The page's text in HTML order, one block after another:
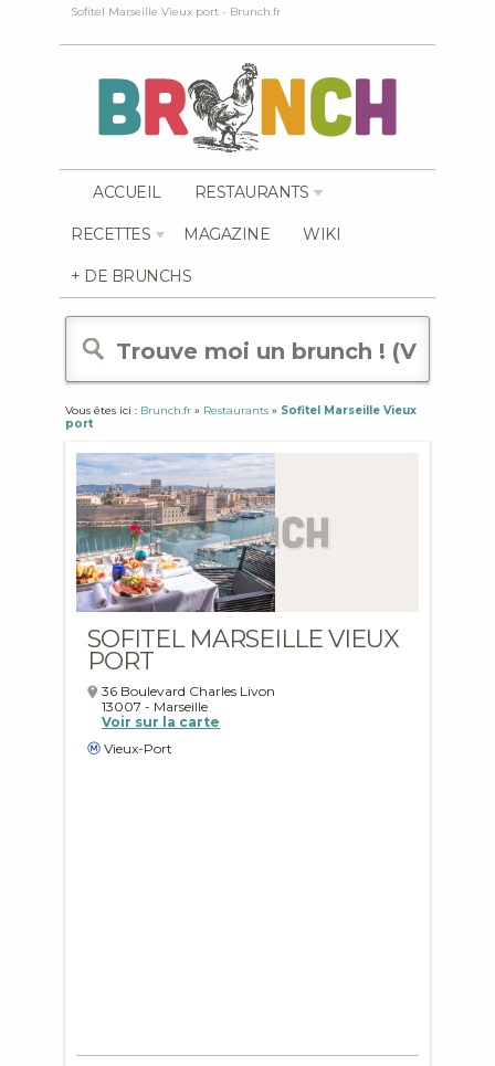
Sofitel Marseille Vieux port - Brunch.fr
ACCUEIL RESTAURANTS
RECETTES MAGAZINE WIKI
+ DE BRUNCHS
Vous êtes ici : Brunch.fr » Restaurants » Sofitel Marseille Vieux
port
SOFITEL MARSEILLE VIEUX
PORT
36 Boulevard Charles Livon
13007 - Marseille
Voir sur la carte
Vieux-Port